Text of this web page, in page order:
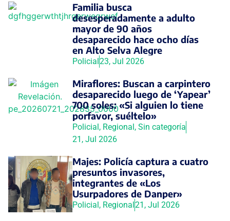
Familia busca
desesperadamente a adulto
mayor de 90 años
desaparecido hace ocho días
en Alto Selva Alegre
Policial23, Jul 2026
Miraflores: Buscan a carpintero
desaparecido luego de ‘Yapear’
700 soles: «Si alguien lo tiene
porfavor, suéltelo»
Policial, Regional, Sin categoría
21, Jul 2026
Majes: Policía captura a cuatro
presuntos invasores,
integrantes de «Los
Usurpadores de Danper»
Policial, Regional21, Jul 2026